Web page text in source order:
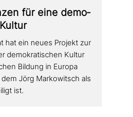
für eine demo­
hat ein neues Projekt zur
demo­kra­ti­schen Kultur
Bildung in Europa
Jörg Markowitsch als
ist.